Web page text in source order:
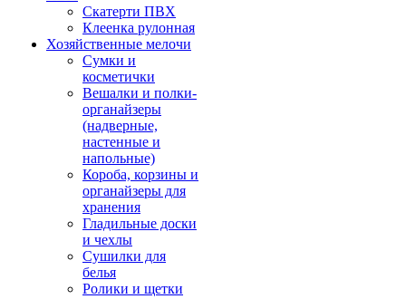
Скатерти ПВХ
Клеенка рулонная
Хозяйственные мелочи
Сумки и
косметички
Вешалки и полки-
органайзеры
(надверные,
настенные и
напольные)
Короба, корзины и
органайзеры для
хранения
Гладильные доски
и чехлы
Сушилки для
белья
Ролики и щетки